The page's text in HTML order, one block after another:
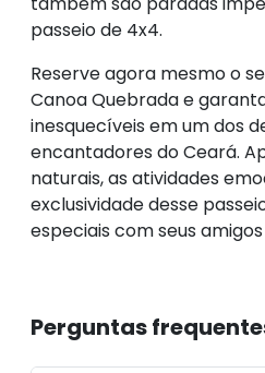
passeio de 4x4.
Reserve agora mesmo o
Canoa Quebrada e
inesquecíveis em um dos
encantadores do Ceará.
naturais, as atividades
exclusividade desse
especiais com seus
Perguntas